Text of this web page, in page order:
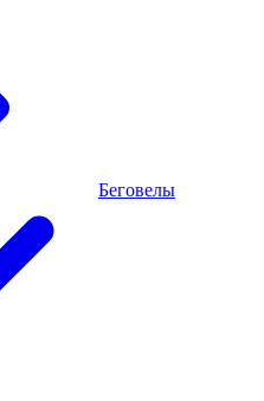
Беговелы